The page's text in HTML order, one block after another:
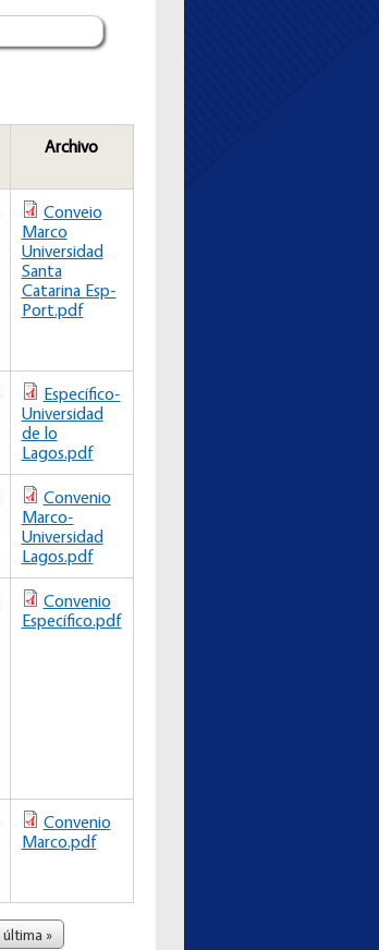
Archivo
Conveio
Marco
Universidad
Santa
Catarina Esp-
Port.pdf
Específico-
Universidad
de lo
Lagos.pdf
Convenio
Marco-
Universidad
Lagos.pdf
Convenio
Específico.pdf
Convenio
Marco.pdf
última »